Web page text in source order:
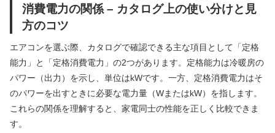
消費電力の関係 – カタログ上の使い分けと見
方のコツ
エアコンを選ぶ際、カタログで確認できる主な項目として「定格
能力」と「定格消費電力」の2つがあります。定格能力は冷暖房の
パワー（出力）を示し、単位はkWです。一方、定格消費電力はそ
のパワーを出すときに必要な電力量（WまたはkW）を指します。
これらの関係を理解すると、家電同士の性能を正しく比較できま
す。